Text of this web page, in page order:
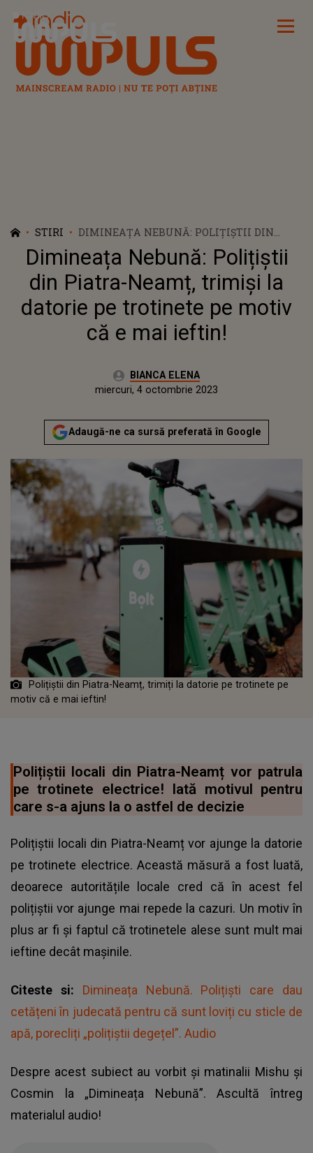
Radio Impuls
STIRI
DIMINEAȚA NEBUNĂ: POLIȚIȘTII DIN
PIATRA-NEAMȚ, TRIMIȘI LA DATORIE PE
TROTINETE PE MOTIV CĂ E MAI IEFTIN!
Dimineața Nebună: Polițiștii
din Piatra-Neamț, trimiși la
datorie pe trotinete pe motiv
că e mai ieftin!
Autor:BIANCA ELENA
marți, 4 octombrie 2022Actualizat:
miercuri, 4 octombrie 2023
Adaugă-ne ca sursă preferată în Google
Polițiștii din Piatra-Neamț, trimiți la datorie pe trotinete pe
motiv că e mai ieftin!
Polițiștii locali din Piatra-Neamț vor patrula
pe trotinete electrice! Iată motivul pentru
care s-a ajuns la o astfel de decizie
Polițiștii locali din Piatra-Neamț vor ajunge la datorie
pe trotinete electrice. Această măsură a fost luată,
deoarece autoritățile locale cred că în acest fel
polițiștii vor ajunge mai repede la cazuri. Un motiv în
plus ar fi și faptul că trotinetele alese sunt mult mai
ieftine decât mașinile.
Citeste si: Dimineața Nebună. Polițiști care dau
cetățeni în judecată pentru că sunt loviți cu sticle de
apă, porecliți „polițiștii degețel”. Audio
Despre acest subiect au vorbit și matinalii Mishu și
Cosmin la „Dimineața Nebună”. Ascultă întreg
materialul audio!